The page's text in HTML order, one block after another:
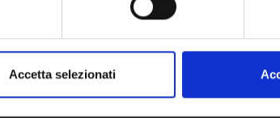
Accetta selezionati
acquistato anche